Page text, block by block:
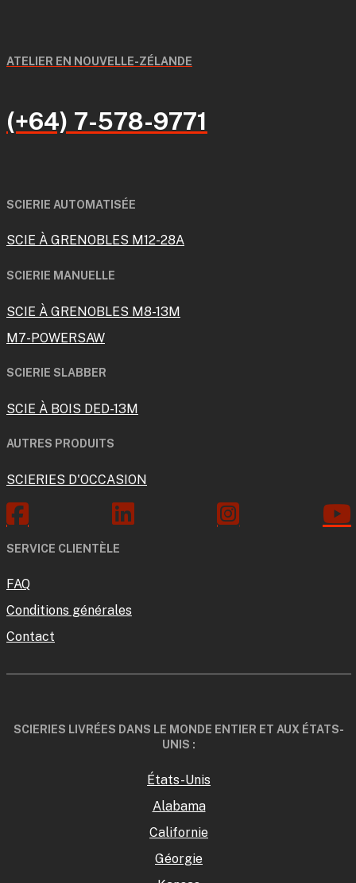
ATELIER EN NOUVELLE-ZÉLANDE
(+64) 7-578-9771
SCIERIE AUTOMATISÉE
SCIE À GRENOBLES M12-28A
SCIERIE MANUELLE
SCIE À GRENOBLES M8-13M
M7-POWERSAW
SCIERIE SLABBER
SCIE À BOIS DED-13M
AUTRES PRODUITS
SCIERIES D'OCCASION
SERVICE CLIENTÈLE
FAQ
Conditions générales
Contact
SCIERIES LIVRÉES DANS LE MONDE ENTIER ET AUX ÉTATS-
UNIS :
États-Unis
Alabama
Californie
Géorgie